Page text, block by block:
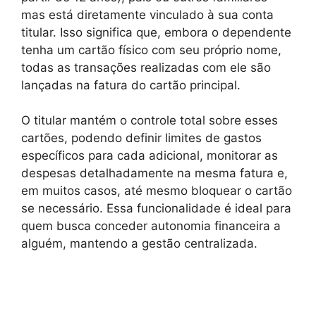
mas está diretamente vinculado à sua conta
titular. Isso significa que, embora o dependente
tenha um cartão físico com seu próprio nome,
todas as transações realizadas com ele são
lançadas na fatura do cartão principal.
O titular mantém o controle total sobre esses
cartões, podendo definir limites de gastos
específicos para cada adicional, monitorar as
despesas detalhadamente na mesma fatura e,
em muitos casos, até mesmo bloquear o cartão
se necessário. Essa funcionalidade é ideal para
quem busca conceder autonomia financeira a
alguém, mantendo a gestão centralizada.